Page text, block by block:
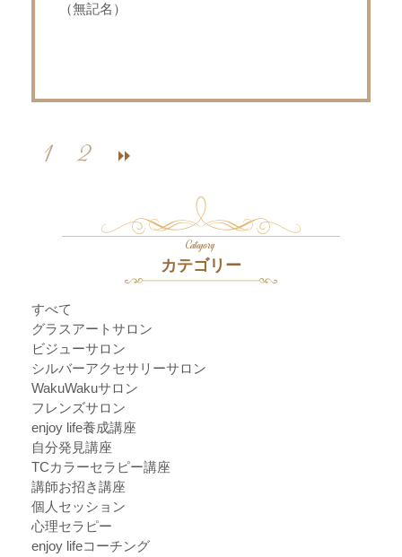
（無記名）
1 2
Category
カテゴリー
すべて
グラスアートサロン
ビジューサロン
シルバーアクセサリーサロン
WakuWakuサロン
フレンズサロン
enjoy life養成講座
自分発見講座
TCカラーセラピー講座
講師お招き講座
個人セッション
心理セラピー
enjoy lifeコーチング